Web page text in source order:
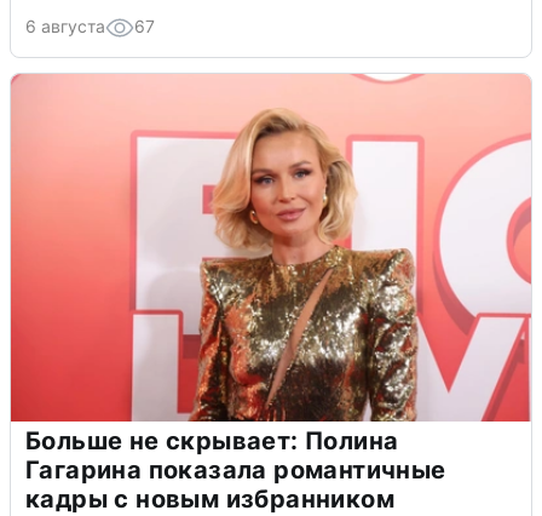
6 августа 67
Больше не скрывает: Полина
Гагарина показала романтичные
кадры с новым избранником